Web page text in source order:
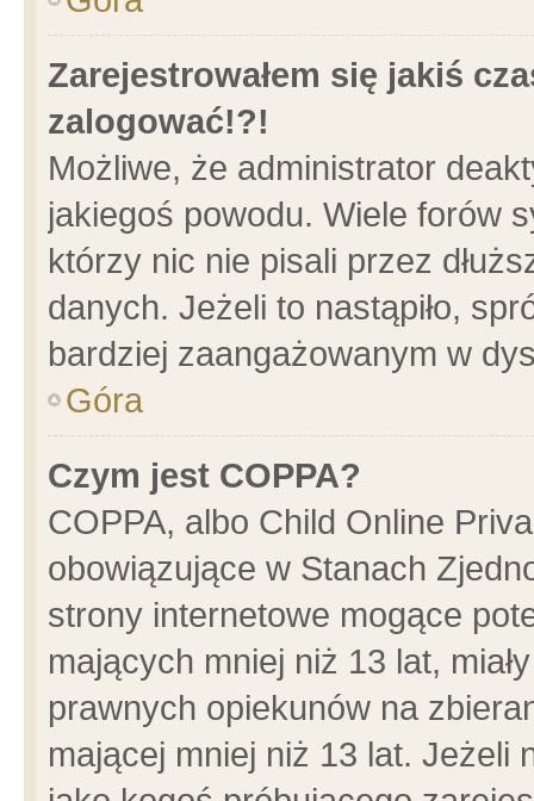
Zarejestrowałem się jakiś
zalogować!?!
Możliwe, że administrator
jakiegoś powodu. Wiele forów
którzy nic nie pisali przez
danych. Jeżeli to nastąpiło,
bardziej zaangażowanym w
Góra
Czym jest COPPA?
COPPA, albo Child Online
obowiązujące w Stanach
strony internetowe mogące
mających mniej niż 13 lat,
prawnych opiekunów na
mającej mniej niż 13 lat. Jeżeli